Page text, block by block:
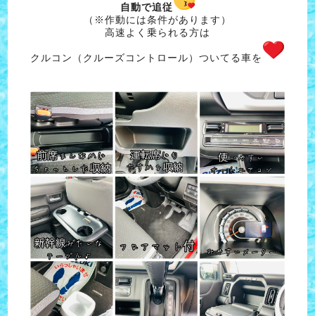
自動で追従
（※作動には条件があります）
高速よく乗られる方は
クルコン（クルーズコントロール）ついてる車を